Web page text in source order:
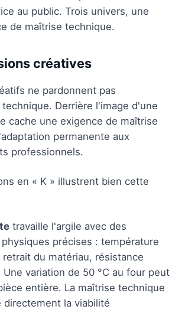
au public. Trois univers, une
de maîtrise technique.
créatives
ne pardonnent pas
Derrière l'image d'une
cache une exigence de maîtrise
permanente aux
professionnels.
en « K » illustrent bien cette
travaille l'argile avec des
précises : température
du matériau, résistance
Une variation de 50 °C au four peut
entière. La maîtrise technique
directement la viabilité